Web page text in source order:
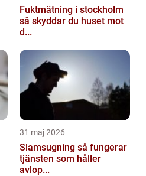
Fuktmätning i stockholm
så skyddar du huset mot
d...
31 maj 2026
Slamsugning så fungerar
tjänsten som håller
avlop...